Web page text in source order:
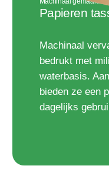
Papieren
Machinaal
bedrukt met
waterbasis.
bieden ze een
dagelijks